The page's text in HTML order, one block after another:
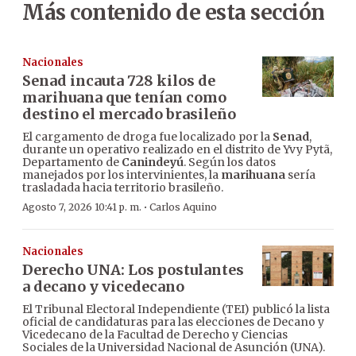
Más contenido de esta sección
Nacionales
Senad incauta 728 kilos de
marihuana que tenían como
destino el mercado brasileño
El cargamento de droga fue localizado por la Senad,
durante un operativo realizado en el distrito de Yvy Pytã,
Departamento de Canindeyú. Según los datos
manejados por los intervinientes, la marihuana sería
trasladada hacia territorio brasileño.
Agosto 7, 2026 10:41 p. m. · Carlos Aquino
Nacionales
Derecho UNA: Los postulantes
a decano y vicedecano
El Tribunal Electoral Independiente (TEI) publicó la lista
oficial de candidaturas para las elecciones de Decano y
Vicedecano de la Facultad de Derecho y Ciencias
Sociales de la Universidad Nacional de Asunción (UNA).